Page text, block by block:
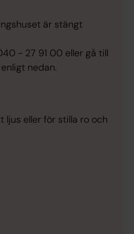
är stängt
- 27 91 00 eller gå till
nedan.
ljus eller för stilla ro och